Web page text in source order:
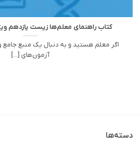
کتاب راهنمای معلم‌ها زیست یازدهم
اگر معلم هستید و به دنبال یک منبع جامع و
آزمون‌های [...]
دسته‌ها